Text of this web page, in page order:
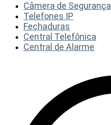
Câmera de Segurança
Telefones IP
Fechaduras
Central Telefônica
Central de Alarme